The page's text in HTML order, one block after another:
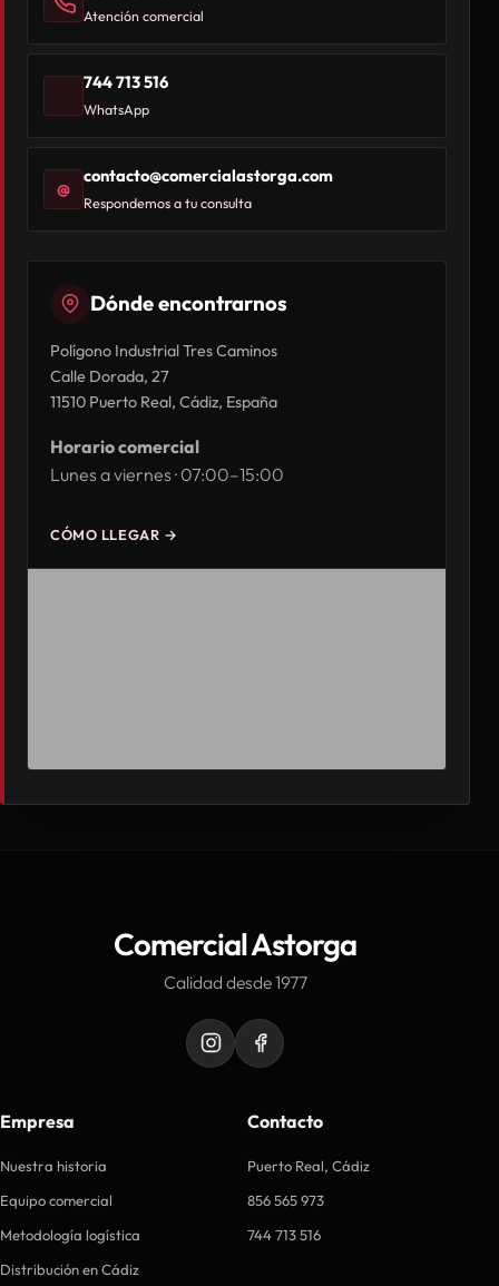
Atención comercial
744 713 516
WhatsApp
@
contacto@comercialastorga.com
Respondemos a tu consulta
Dónde encontrarnos
Polígono Industrial Tres Caminos
Calle Dorada, 27
11510 Puerto Real, Cádiz, España
Horario comercial
Lunes a viernes · 07:00–15:00
CÓMO LLEGAR →
Comercial Astorga
Calidad desde 1977
Empresa
Nuestra historia
Equipo comercial
Metodología logística
Distribución en Cádiz
Contacto
Puerto Real, Cádiz
856 565 973
744 713 516